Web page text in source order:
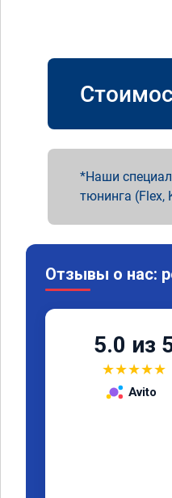
Наши
тюнинга (Flex,
Отзывы о нас:
5.0 из
★★★★★
Avito